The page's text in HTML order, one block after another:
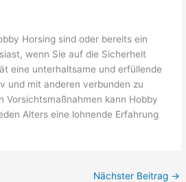
Horsing sind oder bereits ein
wenn Sie auf die Sicherheit
eine unterhaltsame und erfüllende
und mit anderen verbunden zu
Vorsichtsmaßnahmen kann Hobby
Alters eine lohnende Erfahrung
Nächster Beitrag →